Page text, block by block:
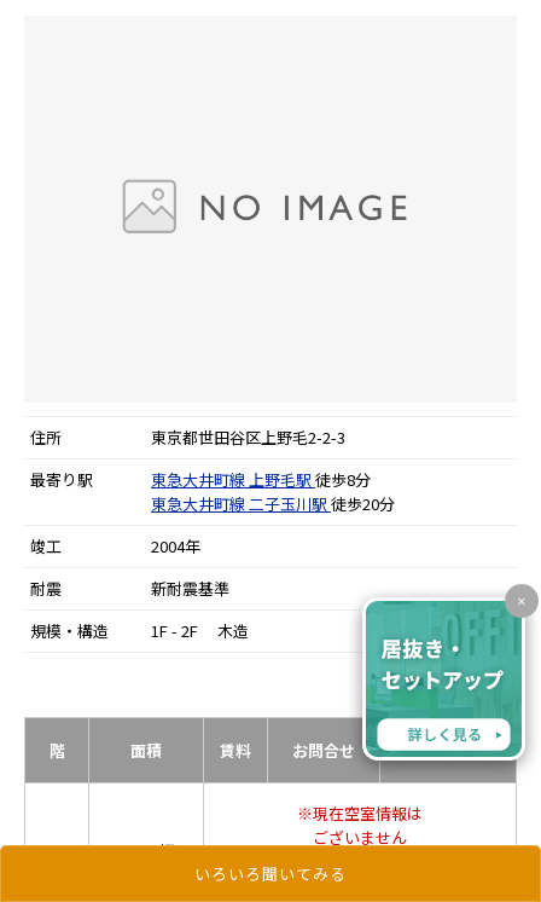
いろいろ聞いてみる
×
住所
東京都世田谷区上野毛2-2-3
最寄り駅
東急大井町線 上野毛駅 徒歩8分
東急大井町線 二子玉川駅 徒歩20分
竣工
2004年
耐震
新耐震基準
規模・構造
1F - 2F 木造
更新日：2021年9月1日
階 面積 賃料 お問合せ お気に入り
33.57 坪
※現在空室情報は
ございません
最新情報を